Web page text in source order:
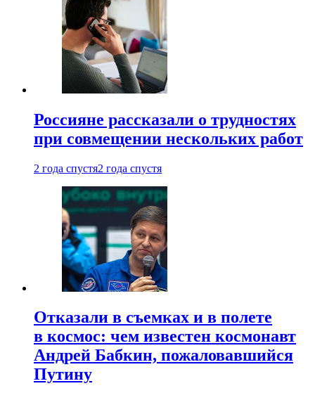
Россияне рассказали о трудностях
при совмещении нескольких работ
2 года спустя2 года спустя
Отказали в съемках и в полете
в космос: чем известен космонавт
Андрей Бабкин, пожаловавшийся
Путину